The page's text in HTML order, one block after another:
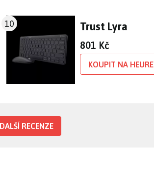
10 Trust Lyra
801 Kč
KOUPIT NA
DALŠÍ RECENZE